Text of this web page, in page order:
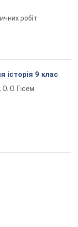
робіт
історія 9 клас
О. Гісем